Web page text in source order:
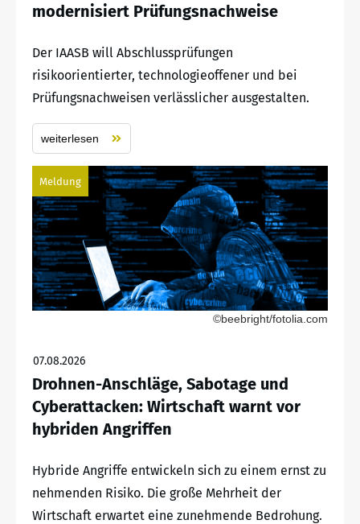
modernisiert Prüfungsnachweise
Der IAASB will Abschlussprüfungen
risikoorientierter, technologieoffener und bei
Prüfungsnachweisen verlässlicher ausgestalten.
weiterlesen
Meldung
©beebright/fotolia.com
07.08.2026
Drohnen-Anschläge, Sabotage und
Cyberattacken: Wirtschaft warnt vor
hybriden Angriffen
Hybride Angriffe entwickeln sich zu einem ernst zu
nehmenden Risiko. Die große Mehrheit der
Wirtschaft erwartet eine zunehmende Bedrohung.